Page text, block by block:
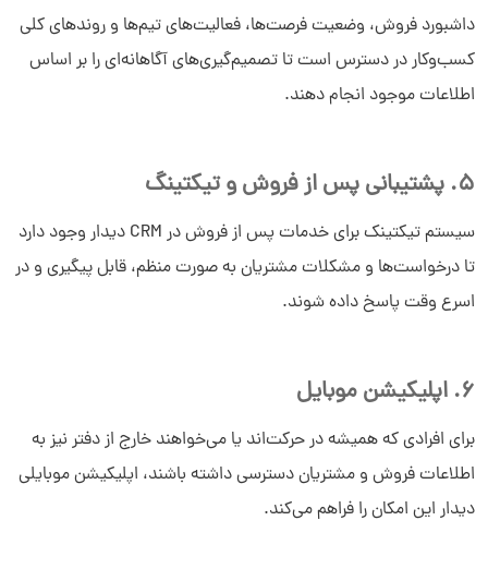
داشبورد فروش، وضعیت فرصت‌ها، فعالیت‌های تیم‌ها و روندهای کلی
کسب‌وکار در دسترس است‎ تا تصمیم‌گیری‌های آگاهانه‌ای را بر اساس
اطلاعات موجود انجام دهند.
5. پشتیبانی پس از فروش و تیکتینگ
سیستم تیکتینک برای خدمات پس از فروش در CRM دیدار وجود دارد
تا درخواست‌ها و مشکلات مشتریان به صورت منظم، قابل پیگیری و در
اسرع وقت پاسخ داده شوند.
6. اپلیکیشن موبایل
برای افرادی که همیشه در حرکت‌اند یا می‌خواهند خارج از دفتر نیز به
اطلاعات فروش و مشتریان دسترسی داشته باشند، اپلیکیشن موبایلی
دیدار این امکان را فراهم می‌کند.